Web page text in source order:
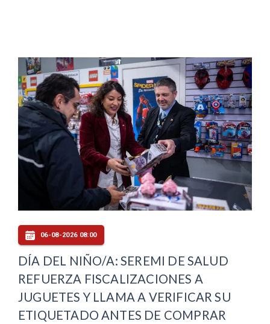
06-08-2026 08:00
DÍA DEL NIÑO/A: SEREMI DE SALUD
REFUERZA FISCALIZACIONES A
JUGUETES Y LLAMA A VERIFICAR SU
ETIQUETADO ANTES DE COMPRAR